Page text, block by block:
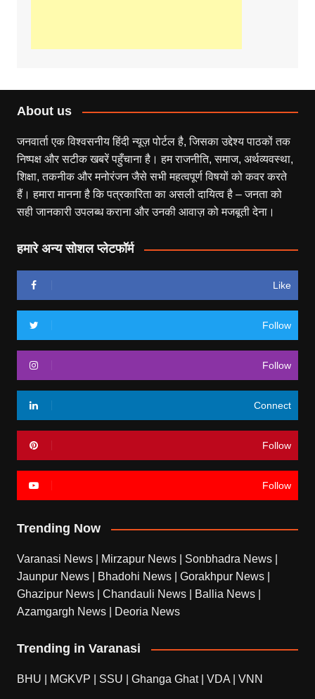
About us
जनवार्ता एक विश्वसनीय हिंदी न्यूज़ पोर्टल है, जिसका उद्देश्य पाठकों तक
निष्पक्ष और सटीक खबरें पहुँचाना है। हम राजनीति, समाज, अर्थव्यवस्था,
शिक्षा, तकनीक और मनोरंजन जैसे सभी महत्वपूर्ण विषयों को कवर करते
हैं। हमारा मानना है कि पत्रकारिता का असली दायित्व है – जनता को
सही जानकारी उपलब्ध कराना और उनकी आवाज़ को मजबूती देना।
हमारे अन्य सोशल प्लेटफॉर्म
Like
Follow
Follow
Connect
Follow
Follow
Trending Now
Varanasi News Mirzapur News Sonbhadra News
Jaunpur News
Bhadohi News Gorakhpur News
Ghazipur News
Chandauli News Ballia News
Azamgargh News
Deoria News
Trending in Varanasi
BHU MGKVP SSU Ghanga Ghat| VDA VNN